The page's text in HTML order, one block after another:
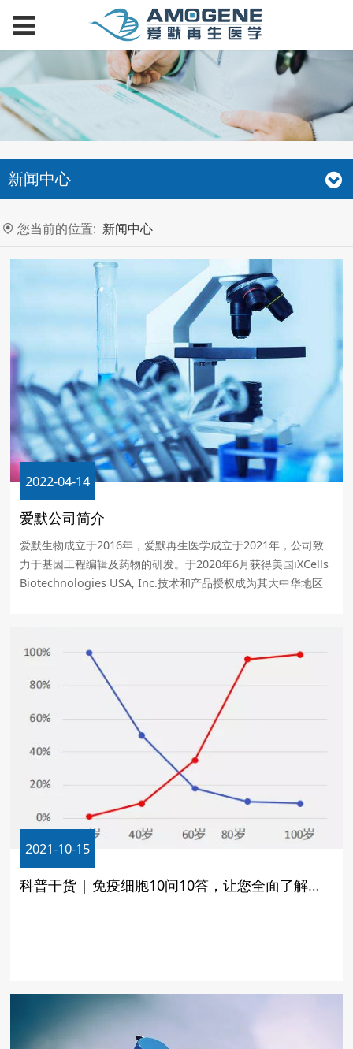
新闻中心
您当前的位置: 新闻中心
爱默公司简介
2022-04-14
爱默生物成立于2016年，爱默再生医学成立于2021年，公司致
力于基因工程编辑及药物的研发。于2020年6月获得美国iXCells
Biotechnologies USA, Inc.技术和产品授权成为其大中华地区
科普干货 | 免疫细胞10问10答，让您全面了解生命银行
2021-10-15